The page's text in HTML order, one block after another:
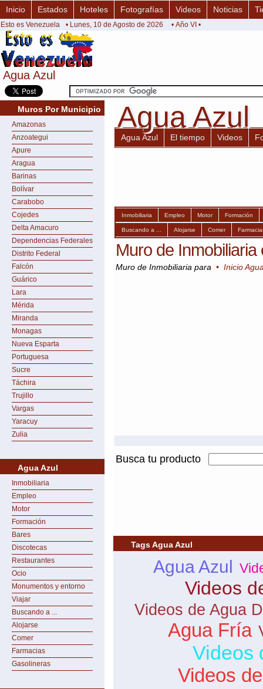
Agua Azul
Agua Azul
Inicio Estados Hoteles Fotografías Videos Noticias
Esto es Venezuela • Lunes, 10 de Agosto de 2026 • Año VI •
Muros Por Municipio
Amazonas
Anzoategui
Apure
Aragua
Barinas
Bolívar
Carabobo
Cojedes
Delta Amacuro
Dependencias Federales
Distrito Federal
Falcón
Guárico
Lara
Mérida
Miranda
Monagas
Nueva Esparta
Portuguesa
Sucre
Táchira
Trujillo
Vargas
Yaracuy
Zulia
Agua Azul
Inmobiliaria
Empleo
Motor
Formación
Bares
Discotecas
Restaurantes
Ocio
Monumentos y entorno
Viajar
Buscando a ...
Alojarse
Comer
Farmacias
Gasolineras
Agua Azul
Agua Azul
Agua Azul El tiempo Videos
Inmobiliaria Empleo Motor Formación
Buscando a ... Alojarse Comer
Muro de Inmobiliaria
Muro de Inmobiliaria para • Inicio
Busca tu producto
Tags Agua Azul
Agua Azul
Videos
Videos de Agua
Agua Fría
Videos
Videos